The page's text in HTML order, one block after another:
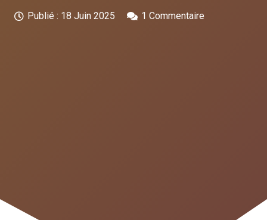
Publié : 18 Juin 2025 1 Commentaire